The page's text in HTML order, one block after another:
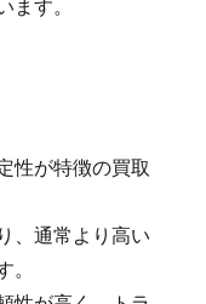
ます。
性が特徴の買取
、通常より高い